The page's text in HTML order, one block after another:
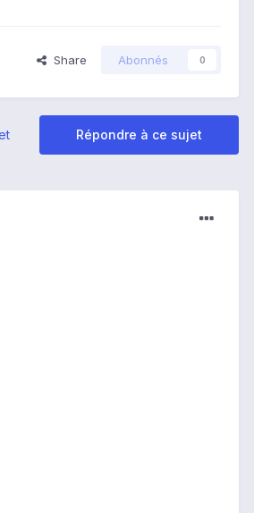
Share Abonnés 0
Répondre à ce sujet